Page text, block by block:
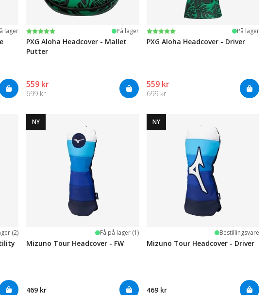
lager Karakter:
5.0 av 5 mulige På lager
PXG Aloha Headcover - Mallet
Putter
559 kr
699 kr
Karakter:
5.0 av 5 mulige På lager
PXG Aloha Headcover - Driver
559 kr
699 kr
(2)
NY
Få på lager (1)
Mizuno Tour Headcover - FW
469 kr
NY
Bestillingsvare
Mizuno Tour Headcover - Driver
469 kr